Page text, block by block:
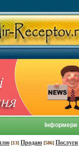
Інформери
[13] Продаю [586] Послуги